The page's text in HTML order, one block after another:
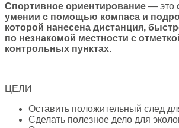
Спортивное ориентирование — это
умении с помощью компаса и
которой нанесена дистанция,
по незнакомой местности с
контрольных пунктах.
ЦЕЛИ
Оставить положительный след
Сделать полезное дело для